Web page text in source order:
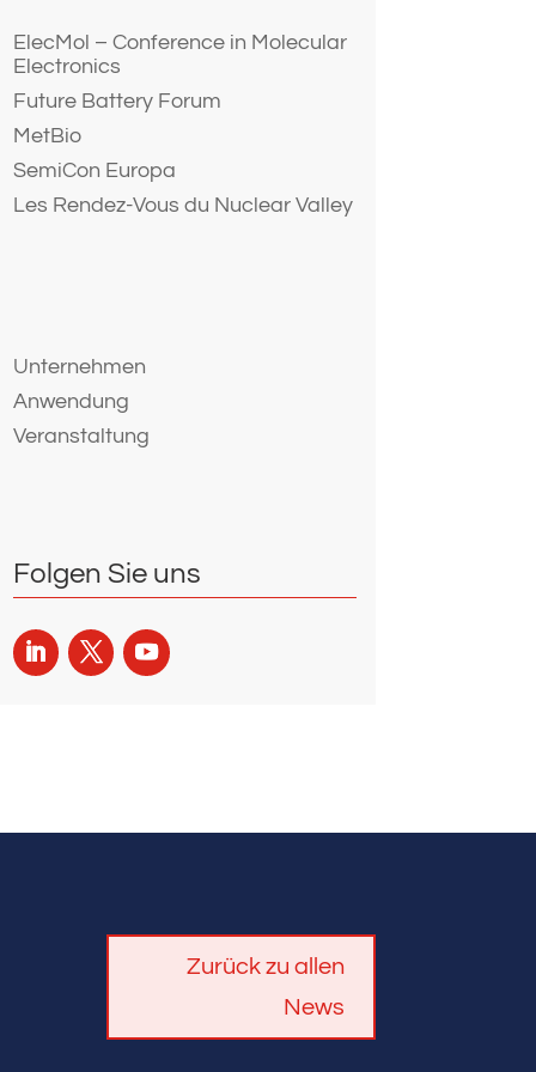
ElecMol – Conference in Molecular
Electronics
Future Battery Forum
MetBio
SemiCon Europa
Les Rendez-Vous du Nuclear Valley
Unternehmen
Anwendung
Veranstaltung
Folgen Sie uns
Zurück zu allen
News